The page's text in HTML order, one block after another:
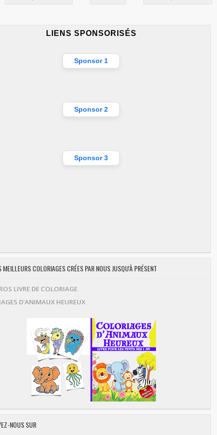
LIENS SPONSORISÉS
Sponsor 1
Sponsor 2
Sponsor 3
MEILLEURS COLORIAGES CRÉES PAR NOUS JUSQU'À PRÉSENT
LIVRE DE COLORIAGE
D'ANIMAUX HEUREUX
NOUS SUR